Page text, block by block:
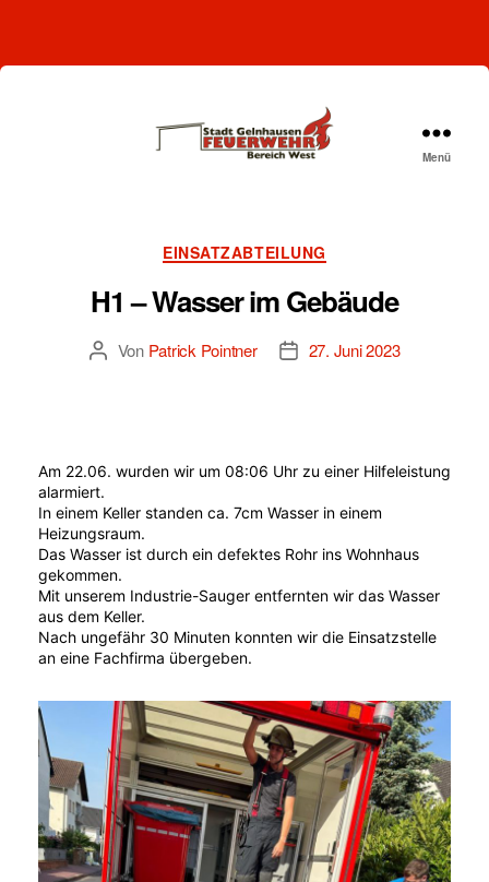
Menü
Kategorien
EINSATZABTEILUNG
H1 – Wasser im Gebäude
Beitragsautor
Von Patrick Pointner Beitragsdatum
27. Juni 2023
Am 22.06. wurden wir um 08:06 Uhr zu einer Hilfeleistung
alarmiert.
In einem Keller standen ca. 7cm Wasser in einem
Heizungsraum.
Das Wasser ist durch ein defektes Rohr ins Wohnhaus
gekommen.
Mit unserem Industrie-Sauger entfernten wir das Wasser
aus dem Keller.
Nach ungefähr 30 Minuten konnten wir die Einsatzstelle
an eine Fachfirma übergeben.